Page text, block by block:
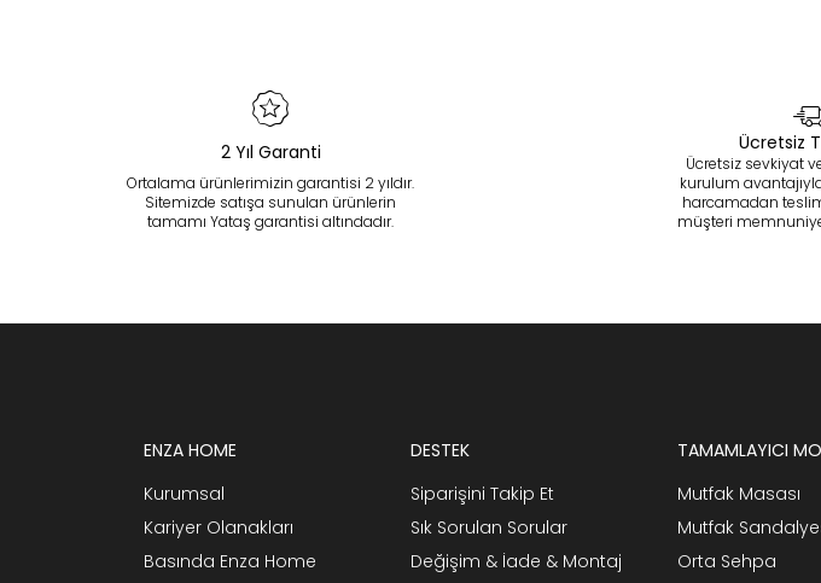
2 Yıl Garanti
Ortalama ürünlerimizin garantisi 2 yıldır.
Sitemizde satışa sunulan ürünlerin
tamamı Yataş garantisi altındadır.
Ücretsiz
Ücretsiz sevkiyat
kurulum
harcamadan
müşteri
ENZA HOME
Kurumsal
Kariyer Olanakları
Basında Enza Home
DESTEK
Siparişini Takip Et
Sık Sorulan Sorular
Değişim & İade & Montaj
TAMAMLAYICI
Mutfak Masası
Mutfak
Orta Sehpa